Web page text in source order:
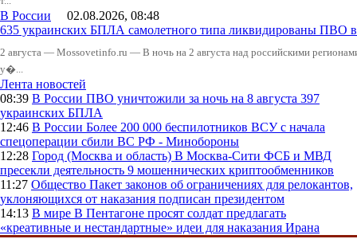
В России 02.08.2026, 08:48
635 украинских БПЛА самолетного типа ликвидированы ПВО
2 августа — Mossovetinfo.ru — В ночь на 2 августа над российскими
у�...
Лента новостей
08:39 В России ПВО уничтожили за ночь на 8 августа 397
украинских БПЛА
12:46 В России Более 200 000 беспилотников ВСУ с начала
спецоперации сбили ВС РФ - Минобороны
12:28 Город (Москва и область) В Москва-Сити ФСБ и МВД
пресекли деятельность 9 мошеннических криптообменников
11:27 Общество Пакет законов об ограничениях для релокантов,
уклоняющихся от наказания подписан президентом
14:13 В мире В Пентагоне просят солдат предлагать
«креативные и нестандартные» идеи для наказания Ирана